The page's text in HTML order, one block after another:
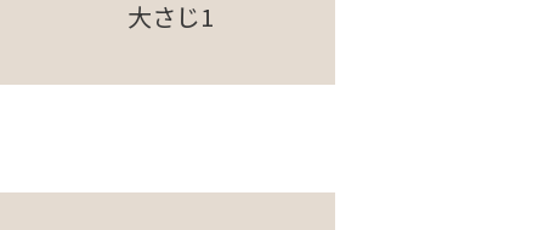
大さじ1